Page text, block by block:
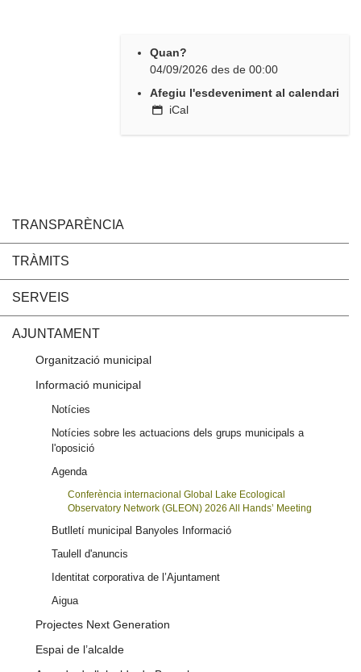
Quan?
04/09/2026 des de 00:00
Afegiu l'esdeveniment al calendari
iCal
TRANSPARÈNCIA
TRÀMITS
SERVEIS
AJUNTAMENT
Organització municipal
Informació municipal
Notícies
Notícies sobre les actuacions dels grups municipals a
l'oposició
Agenda
Conferència internacional Global Lake Ecological
Observatory Network (GLEON) 2026 All Hands’ Meeting
Butlletí municipal Banyoles Informació
Taulell d'anuncis
Identitat corporativa de l’Ajuntament
Aigua
Projectes Next Generation
Espai de l’alcalde